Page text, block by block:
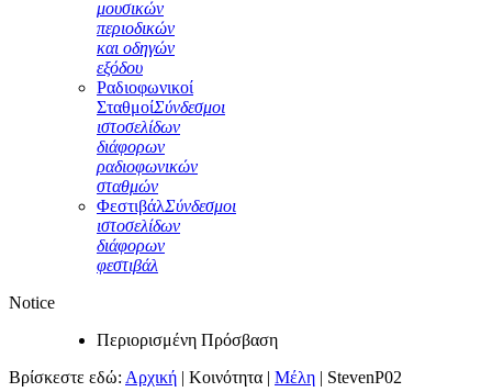
μουσικών
περιοδικών
και οδηγών
εξόδου
Ραδιοφωνικοί
ΣταθμοίΣύνδεσμοι
ιστοσελίδων
διάφορων
ραδιοφωνικών
σταθμών
ΦεστιβάλΣύνδεσμοι
ιστοσελίδων
διάφορων
φεστιβάλ
Notice
Περιορισμένη Πρόσβαση
Βρίσκεστε εδώ: Αρχική | Κοινότητα | Μέλη | StevenP02